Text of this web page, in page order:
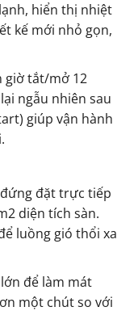
hiển thị nhiệt
kế mới nhỏ gọn,
giờ tắt/mở 12
ngẫu nhiên sau
giúp vận hành
đặt trực tiếp
diện tích sàn.
luồng gió thổi xa
để làm mát
một chút so với